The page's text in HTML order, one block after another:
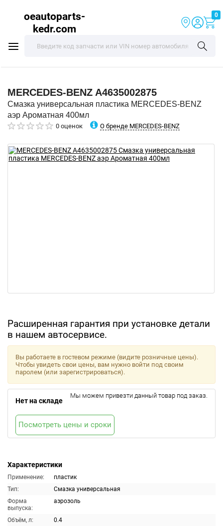
oeautoparts-
kedr.com
0
MERCEDES-BENZ A4635002875
Смазка универсальная пластика MERCEDES-BENZ
аэр Ароматная 400мл
0 оценок О бренде MERCEDES-BENZ
Расширенная гарантия при установке детали
в нашем автосервисе.
Характеристики
Применение:
пластик
Тип:
Смазка универсальная
Форма
выпуска:
аэрозоль
Объём, л:
0.4
Вы работаете в гостевом режиме (видите розничные цены).
Чтобы увидеть свои цены, вам нужно войти под своим
паролем (или зарегистрироваться).
Нет на складе
Мы можем привезти данный товар под заказ.
Посмотреть цены и сроки